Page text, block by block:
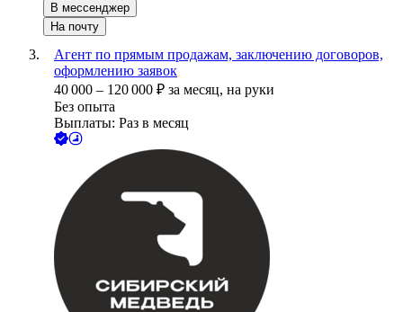
В мессенджер
На почту
Агент по прямым продажам, заключению договоров,
оформлению заявок
40 000 – 120 000 ₽ за месяц, на руки
Без опыта
Выплаты: Раз в месяц